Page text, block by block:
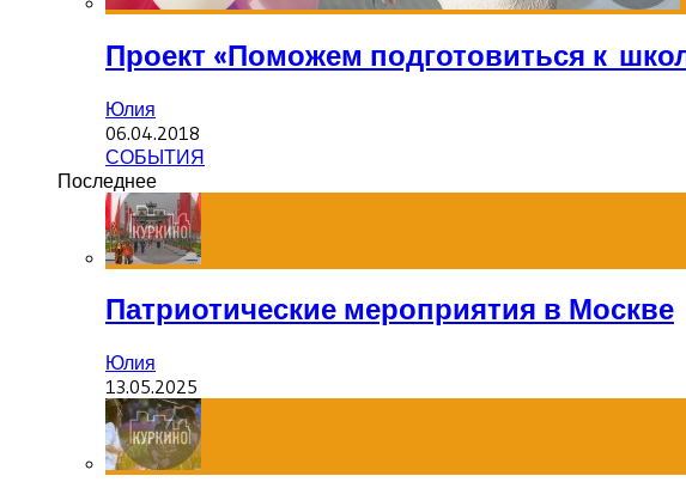
Проект «Поможем подготовиться к
Юлия
06.04.2018
СОБЫТИЯ
Последнее
Патриотические мероприятия в Москве
Юлия
13.05.2025